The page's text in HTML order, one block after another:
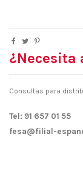
¿Necesita
Consultas para
Tel: 91 657 01 55
fesa@filial-